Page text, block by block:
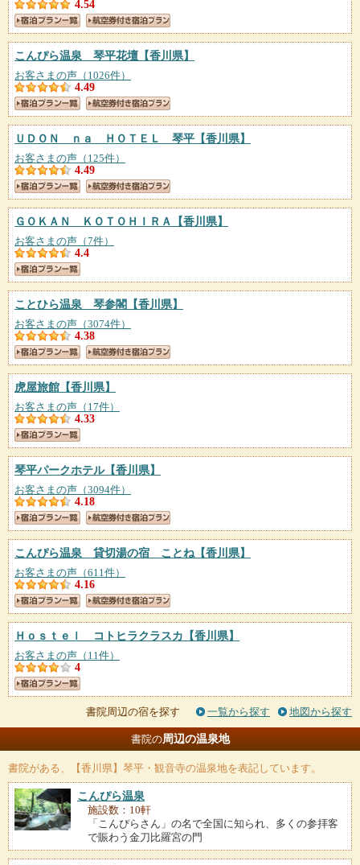
4.54
こんぴら温泉 琴平花壇 【香川県】
お客さまの声（1026件）
4.49
ＵＤＯＮ ｎａ ＨＯＴＥＬ 琴平 【香川県】
お客さまの声（125件）
4.49
ＧＯＫＡＮ ＫＯＴＯＨＩＲＡ 【香川県】
お客さまの声（7件）
4.4
ことひら温泉 琴参閣 【香川県】
お客さまの声（3074件）
4.38
虎屋旅館 【香川県】
お客さまの声（17件）
4.33
琴平パークホテル【香川県】
お客さまの声（3094件）
4.18
こんぴら温泉 貸切湯の宿 ことね 【香川県】
お客さまの声（611件）
4.16
Ｈｏｓｔｅｌ コトヒラクラスカ 【香川県】
お客さまの声（11件）
4
書院周辺の宿を探す 一覧から探す 地図から探す
書院の周辺の温泉地
書院がある、【香川県】琴平・観音寺の温泉地を表記しています。
こんぴら温泉
施設数：10軒
「こんぴらさん」の名で全国に知られ、多くの参拝客
で賑わう金刀比羅宮の門